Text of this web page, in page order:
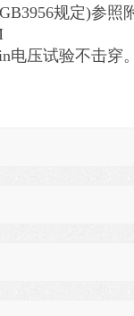
规定)参照
电压试验不击穿。